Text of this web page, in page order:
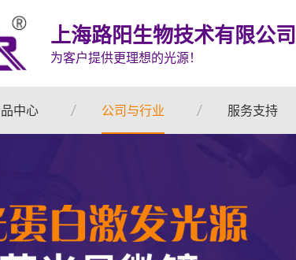
上海路阳生物技术有限公司
为客户提供更理想的光源！
中心 公司与行业 服务支持